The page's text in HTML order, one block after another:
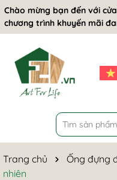
Chào mừng bạn đến với
chương trình khuyến mãi
Trang chủ Ống đựng
nhiên